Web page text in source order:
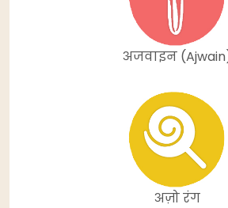
अजवाइन
अज़ो रंग